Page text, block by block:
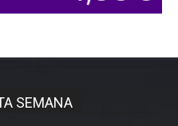
SEMANA